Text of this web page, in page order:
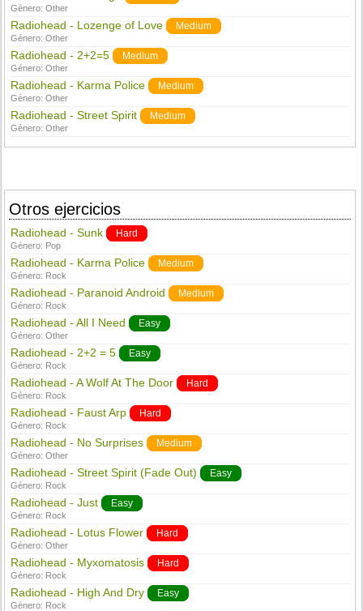
Género:Other
Radiohead - Lozenge of Love Medium
Género:Other
Radiohead - 2+2=5 Medium
Género:Other
Radiohead - Karma Police Medium
Género:Other
Radiohead - Street Spirit Medium
Género:Other
Otros ejercicios
Radiohead - Sunk Hard
Género: Pop
Radiohead - Karma Police Medium
Género: Rock
Radiohead - Paranoid Android Medium
Género: Rock
Radiohead - All I Need Easy
Género:Other
Radiohead - 2+2 = 5 Easy
Género: Rock
Radiohead - A Wolf At The Door Hard
Género: Rock
Radiohead - Faust Arp Hard
Género: Rock
Radiohead - No Surprises Medium
Género:Other
Radiohead - Street Spirit (Fade Out) Easy
Género: Rock
Radiohead - Just Easy
Género: Rock
Radiohead - Lotus Flower Hard
Género:Other
Radiohead - Myxomatosis Hard
Género: Rock
Radiohead - High And Dry Easy
Género: Rock